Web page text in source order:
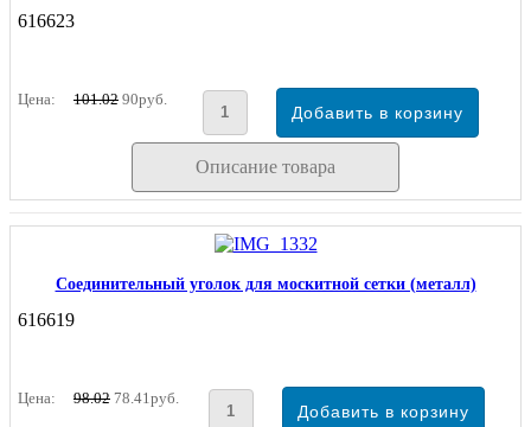
616623
Цена: 101.02 90руб.
Описание товара
Соединительный уголок для москитной сетки (металл)
616619
Цена: 98.02 78.41руб.